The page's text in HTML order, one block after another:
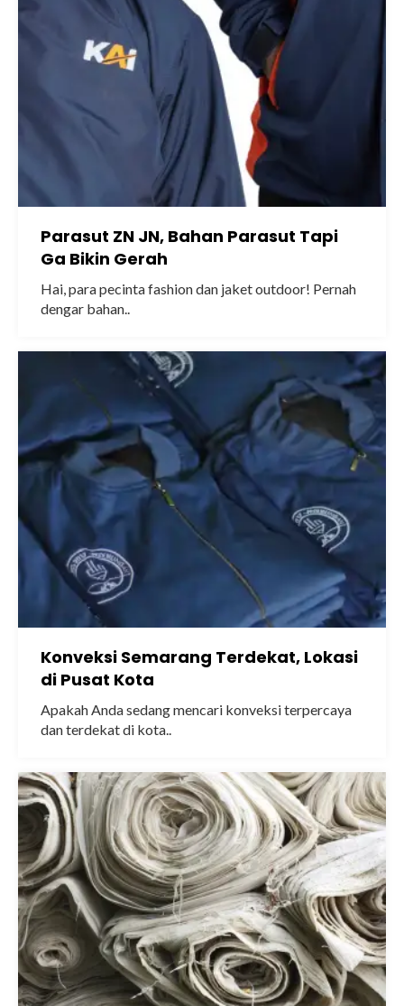
Parasut ZN JN, Bahan Parasut Tapi
Ga Bikin Gerah
Hai, para pecinta fashion dan jaket outdoor! Pernah
dengar bahan..
Konveksi Semarang Terdekat, Lokasi
di Pusat Kota
Apakah Anda sedang mencari konveksi terpercaya
dan terdekat di kota..